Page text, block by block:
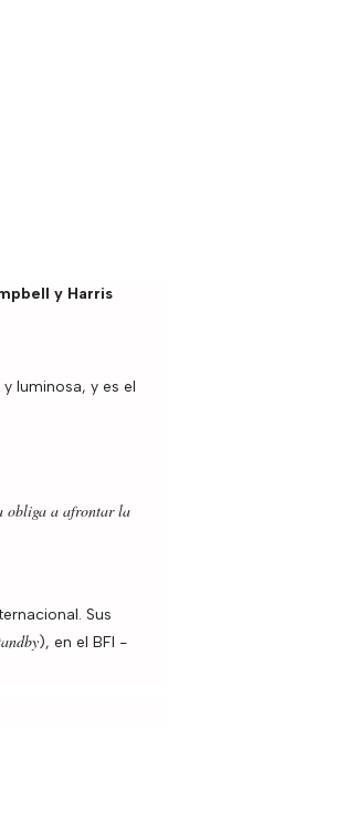
y Harris
luminosa, y es el
obliga a afrontar la
Sus
), en el BFI -